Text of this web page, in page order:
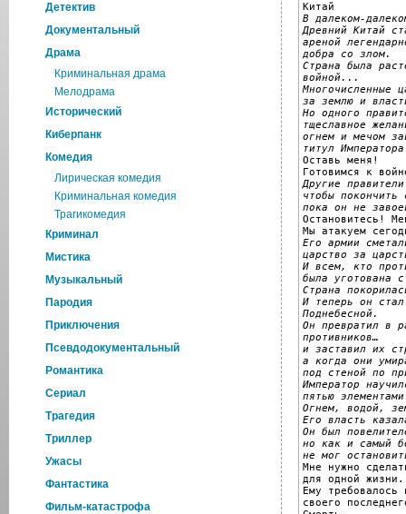
Детектив
Документальный
Драма
Криминальная драма
Мелодрама
Исторический
Киберпанк
Комедия
Лирическая комедия
Криминальная комедия
Трагикомедия
Криминал
Мистика
Музыкальный
Пародия
Приключения
Псевдодокументальный
Романтика
Cериал
Трагедия
Триллер
Ужасы
Фантастика
Фильм-катастрофа
В далеком-
Древний Китай
ареной
добра со злом.
Страна была
войной...
Многочисленные
за землю и
Но одного
тщеславное
огнем и мечом
титул
Оставь меня!
Другие
чтобы
пока он не
Остановитесь!
Его армии
царство за
И всем, кто
была уготована
Страна
И теперь он стал
Поднебесной.
Он превратил в
противников…
и заставил их
а когда они
под стеной по
Император
пятью
Огнем, водой,
Его власть
Он был
но как и самый
не мог
Мне нужно
для одной жизни.
Ему требовалось
своего